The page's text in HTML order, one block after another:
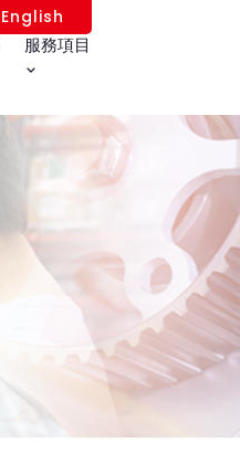
服務項目
English